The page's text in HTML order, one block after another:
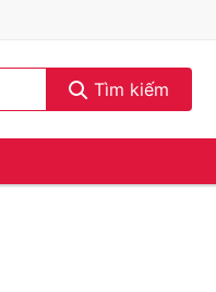
Tìm kiếm